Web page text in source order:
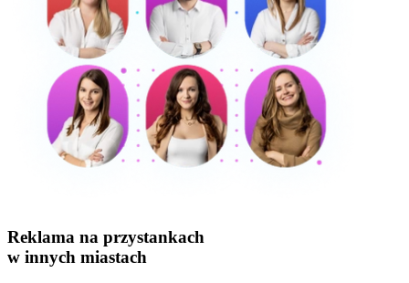
Reklama na przystankach
w innych miastach